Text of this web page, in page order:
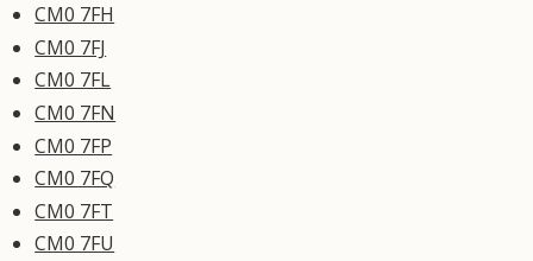
CM0 7FH
CM0 7FJ
CM0 7FL
CM0 7FN
CM0 7FP
CM0 7FQ
CM0 7FT
CM0 7FU